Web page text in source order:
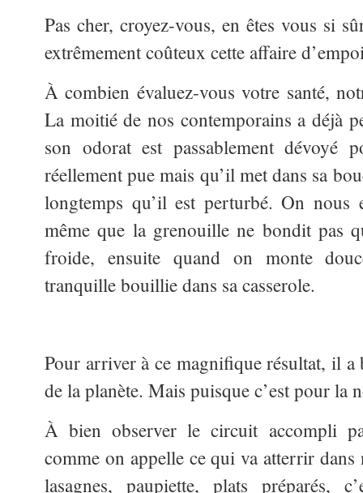
Pas cher, croyez-vous, en êtes vous si
extrêmement coûteux cette affaire
À combien évaluez-vous votre santé,
La moitié de nos contemporains a déjà
son odorat est passablement
réellement pue mais qu’il met dans sa
longtemps qu’il est perturbé. On nous
même que la grenouille ne bondit pas
froide, ensuite quand on monte
tranquille bouillie dans sa casserole.
Pour arriver à ce magnifique résultat, il
de la planète. Mais puisque c’est pour la
À bien observer le circuit accompli
comme on appelle ce qui va atterrir dans
lasagnes, paupiette, plats préparés,